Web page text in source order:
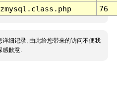
76
详细记录, 由此给您带来的访问不便我
感歉意.